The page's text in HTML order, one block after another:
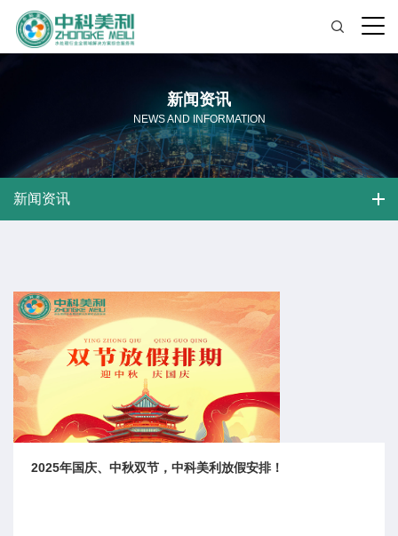
新闻资讯
NEWS AND INFORMATION
新闻资讯
2025年国庆、中秋双节，中科美利放假安排！